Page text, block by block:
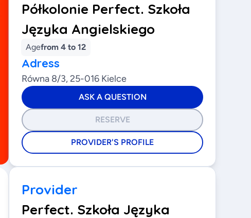
Półkolonie Perfect. Szkoła
Języka Angielskiego
Agefrom 4 to 12
Adress
Równa 8/3, 25-016 Kielce
ASK A QUESTION
RESERVE
PROVIDER'S PROFILE
Provider
Perfect. Szkoła Języka